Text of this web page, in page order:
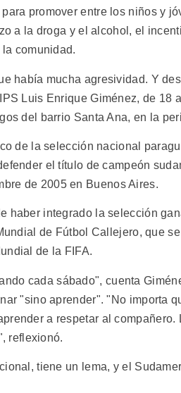
promover entre los niños y
a la droga y el alcohol, el
comunidad.
había mucha agresividad. Y
Luis Enrique Giménez, de 18
del barrio Santa Ana, en la
de la selección nacional
el título de campeón
de 2005 en Buenos Aires.
haber integrado la selección
de Fútbol Callejero, que
de la FIFA.
cada sábado", cuenta
"sino aprender". "No importa
a respetar al
reflexionó.
tiene un lema, y el